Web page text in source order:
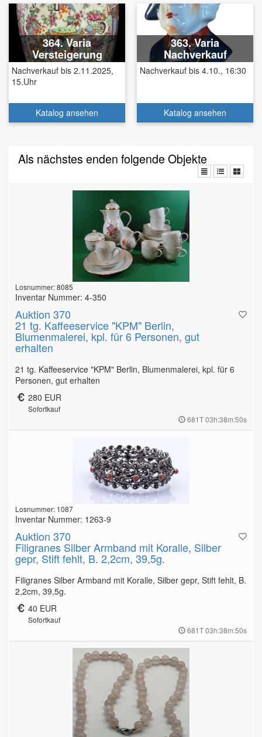
364. Varia
Versteigerung
Nachverkauf bis 2.11.2025,
15.Uhr
Katalog ansehen
363. Varia
Nachverkauf
Nachverkauf bis 4.10., 16:30
Katalog ansehen
Als nächstes enden folgende Objekte
Losnummer: 8085
Inventar Nummer: 4-350
Auktion 370
21 tg. Kaffeeservice "KPM" Berlin,
Blumenmalerei, kpl. für 6 Personen, gut
erhalten
21 tg. Kaffeeservice "KPM" Berlin, Blumenmalerei, kpl. für 6
Personen, gut erhalten
280 EUR
Sofortkauf
681T 03h:38m:49s
Losnummer: 1087
Inventar Nummer: 1263-9
Auktion 370
Filigranes Silber Armband mit Koralle, Silber
gepr, Stift fehlt, B. 2,2cm, 39,5g.
Filigranes Silber Armband mit Koralle, Silber gepr, Stift fehlt, B.
2,2cm, 39,5g.
40 EUR
Sofortkauf
681T 03h:38m:49s